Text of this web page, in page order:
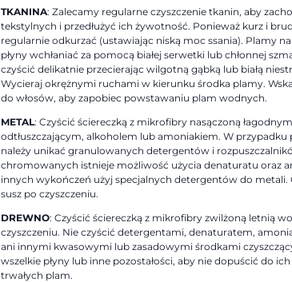
TKANINA: Zalecamy regularne czyszczenie tkanin, aby
tekstylnych i przedłużyć ich żywotność. Ponieważ kurz i
regularnie odkurzać (ustawiając niską moc ssania). Plamy
płyny wchłaniać za pomocą białej serwetki lub chłonnej
czyścić delikatnie przecierając wilgotną gąbką lub białą
Wycieraj okrężnymi ruchami w kierunku środka plamy.
do włosów, aby zapobiec powstawaniu plam wodnych.
METAL: Czyścić ściereczką z mikrofibry nasączoną
odtłuszczającym, alkoholem lub amoniakiem. W
należy unikać granulowanych detergentów i
chromowanych istnieje możliwość użycia denaturatu oraz
innych wykończeń użyj specjalnych detergentów do metali.
susz po czyszczeniu.
DREWNO: Czyścić ściereczką z mikrofibry zwilżoną letnią
czyszczeniu. Nie czyścić detergentami, denaturatem,
ani innymi kwasowymi lub zasadowymi środkami
wszelkie płyny lub inne pozostałości, aby nie dopuścić do
trwałych plam.